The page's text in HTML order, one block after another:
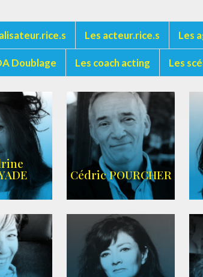
Les acteur.rice.s Les
Doublage Les coach acting Les
Cédric POURCHER
AGENCE ARC-